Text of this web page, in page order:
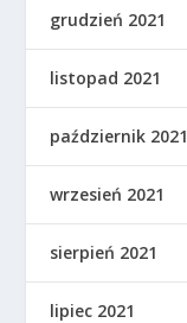
grudzień 2021
listopad 2021
październik 2021
wrzesień 2021
sierpień 2021
lipiec 2021